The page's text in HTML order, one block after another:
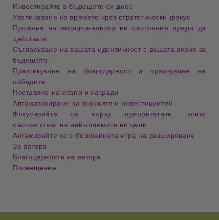
Инвестирайте в бъдещето си днес
Увеличаване на времето чрез стратегически фокус
Промяна на емоционалното ви състояние преди да
действате
Съгласуване на вашата идентичност с вашата визия за
бъдещето
Практикуване на благодарност и празнуване на
победите
Поставяне на етапи и награди
Автоматизиране на вноските и инвестициите6
Фокусирайте се върху приоритетите, които
съответстват на най-големите ви цели
Ангажирайте се с безкрайната игра на разширяване
За автора
Благодарности на автора
Посвещение